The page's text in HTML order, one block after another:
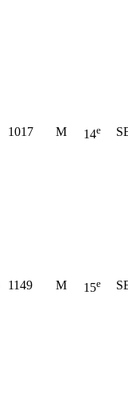
1017 M 14e
1149 M 15e